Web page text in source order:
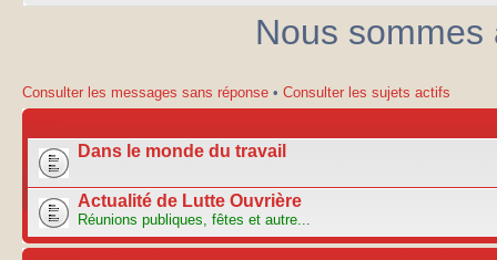
Nous
Consulter les messages sans réponse • Consulter les sujets actifs
Dans le monde du travail
Actualité de Lutte Ouvrière
Réunions publiques, fêtes et autre...